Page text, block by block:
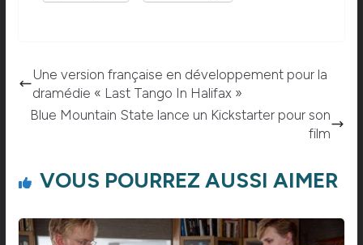
Une version française en développement pour la
dramédie « Last Tango In Halifax »
Blue Mountain State lance un Kickstarter pour son
film
VOUS POURREZ AUSSI AIMER